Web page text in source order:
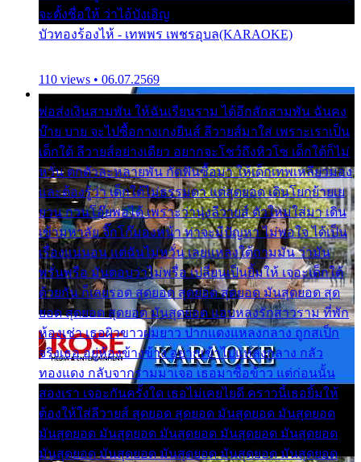
จะตั้งชื่อให้ ว่าไอ้บังเอิญ
บัวทองร้องไห้ - เทพพร เพชรอุบล(KARAOKE)
110 views • 06.07.2569
พ่อส่งเงินสามพัน ให้ฉันเรียนราม ได้อีกสักสามพัน ฉันคง
บ๊าย บาย จะไปซื้อกางเกงยีนส์ ลีวายส์มาใส่ เพราะเราเป็น
เด็กใต้ ลีวายส์อย่างเดียว อยากจะโชว์ถึงหิวโซ เด็กใต้ก็ไม่
หวั่น ตกตัวละหลายพัน กัดฟันซื้อมา ให้เด็กเทพเหลียวมอง
และต้องรู้ว่า เด็กใต้ไม่ธรรมดา แต่สุดยอด เดินโยกย้ายเย
ยวน กวนโอ๊ยพอได้ เพราะว่านุ่งลีวายส์ ตัวใหม่ใส่มา เดิน
เข้ามหาลัย จิ๊กโก๊มองหน้า ท่าจะมีปัญหา ไม่พอใจ ได้เป็น
เรื่องแน่นอน แต่ฉันไม่หวั่น เลยแหลงใต้ถามมัน ว่ามัน
พรั่นพรือ มันตอบว่าไม่พรื่อ เปลี่ยนเป็นยิ้มให้ เจอะเด็กใต้
ด้วยกัน ก็เลยรอด สุดยอด สุดยอด สุดยอด มันสุดยอด สุด
ยอด สุดยอด สุดยอด มันสุดยอด แอบหลงรักสาวราม ที่พัก
ห้องเช่า เธอผิวขาวผมยาว ปากแดงแหลงกลาง ถูกสเป็ก
จริงเธอ อยู่ห้องข้างข้าง อยากเข้าไปแหลงกลาง กลัว
ทองแดง กลับจากรามมาเจอ เธอมาซื้อข้าว แต่ก่อนนั้น
สองเรา เจอะกันครั้งใด เธอไม่เคยไยดี คราวนี้เธอยิ้มให้
ต้องให้ใส่ลีวายส์ สุดยอด สุดยอด มันสุดยอด มันสุดยอด
มันสุดยอด มันสุดยอด มันสุดยอด มันสุดยอด มันสุดยอด
มันสุดยอด มันสุดยอด มันสุดยอด มันสุดยอด มันสุดยอด